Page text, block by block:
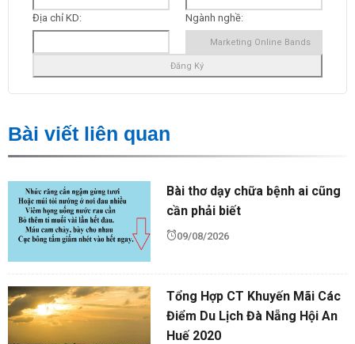
Địa chỉ KD: Ngành nghề:
Bài viết liên quan
Bài thơ dạy chữa bệnh ai cũng
cần phải biết
09/08/2026
Tổng Hợp CT Khuyến Mãi Các
Điểm Du Lịch Đà Nẵng Hội An
Huế 2020